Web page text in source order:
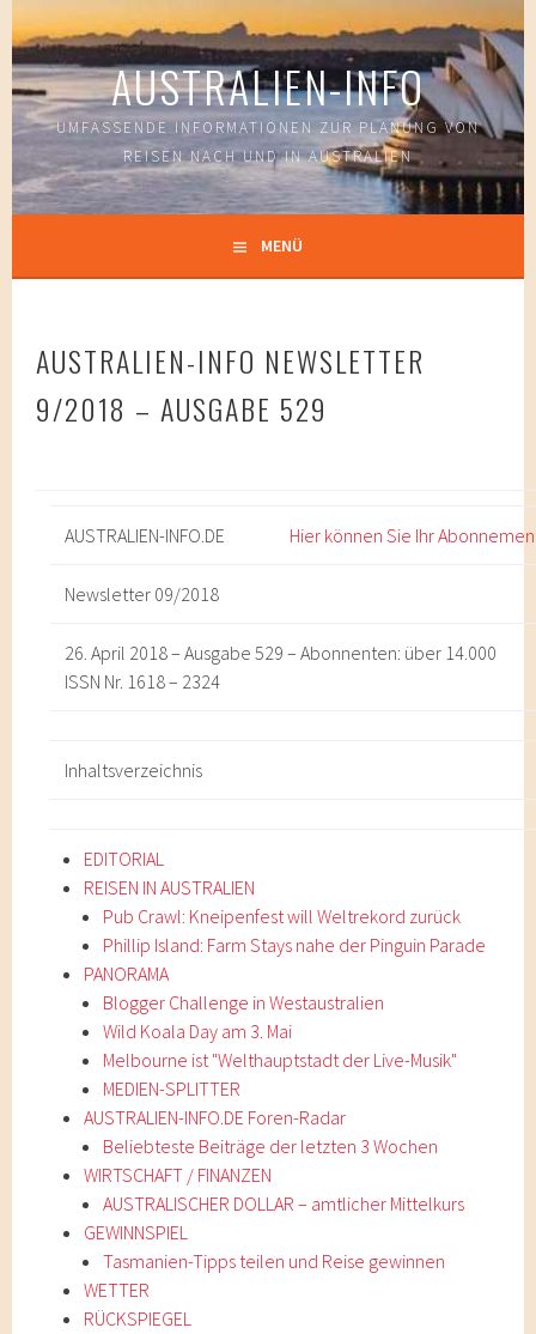
Springe
zum
Inhalt
AUSTRALIEN-INFO
UMFASSENDE INFORMATIONEN ZUR PLANUNG VON
REISEN NACH UND IN AUSTRALIEN
MENÜ
AUSTRALIEN-INFO NEWSLETTER
9/2018 – AUSGABE 529
AUSTRALIEN-INFO.DE Hier können Sie Ihr
Newsletter 09/2018
26. April 2018 – Ausgabe 529 – Abonnenten: über 14.000
ISSN Nr. 1618 – 2324
Inhaltsverzeichnis
EDITORIAL
REISEN IN AUSTRALIEN
Pub Crawl: Kneipenfest will Weltrekord zurück
Phillip Island: Farm Stays nahe der Pinguin Parade
PANORAMA
Blogger Challenge in Westaustralien
Wild Koala Day am 3. Mai
Melbourne ist "Welthauptstadt der Live-Musik"
MEDIEN-SPLITTER
AUSTRALIEN-INFO.DE Foren-Radar
Beliebteste Beiträge der letzten 3 Wochen
WIRTSCHAFT / FINANZEN
AUSTRALISCHER DOLLAR – amtlicher Mittelkurs
GEWINNSPIEL
Tasmanien-Tipps teilen und Reise gewinnen
WETTER
RÜCKSPIEGEL